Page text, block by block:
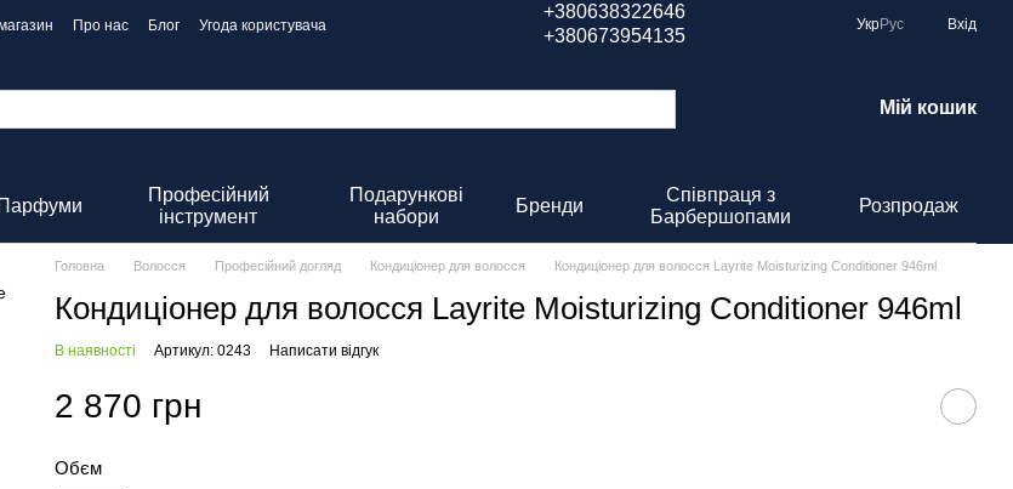
Про нас Блог
Угода користувача
+380638322646
+380673954135
УкрРус Вхід
Мій кошик
Парфуми
Професійний
інструмент
Подарункові
набори
Бренди
Співпраця з
Барбершопами
Розпродаж
Головна Волосся Професійний догляд Кондиціонер для волосся Кондиціонер для волосся Layrite Moisturizing Conditioner 946ml
Кондиціонер для волосся Layrite Moisturizing Conditioner 946ml
В наявності Артикул: 0243 Написати відгук
2 870 грн
Обєм